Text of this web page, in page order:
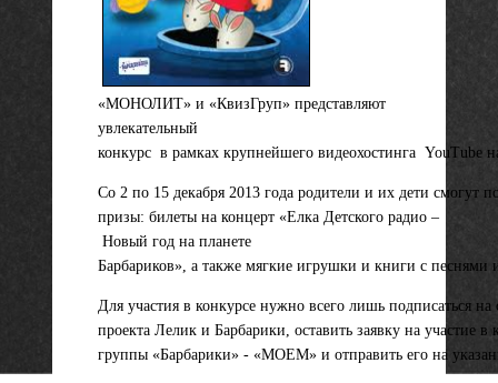
«МОНОЛИТ» и «КвизГруп» представляют
увлекательный
конкурс в рамках крупнейшего видеохостинга YouTube
Со 2 по 15 декабря 2013 года родители и их дети смогут
призы: билеты на концерт «Елка Детского радио –
Новый год на планете
Барбариков», а также мягкие игрушки и книги с песнями
Для участия в конкурсе нужно всего лишь подписаться
проекта Лелик и Барбарики, оставить заявку на участие
группы «Барбарики» - «МОЕМ» и отправить его на